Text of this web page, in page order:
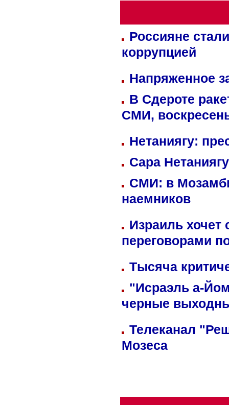
Россияне
коррупцией
Напряженное
В Сдероте
СМИ,
Нетаниягу:
Сара
СМИ: в
наемников
Израиль хочет
переговорами
Тысяча
"Исраэль а-
черные
Телеканал
Мозеса